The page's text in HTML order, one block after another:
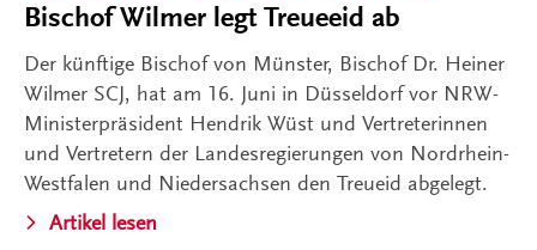
Bischof Wilmer legt Treueeid ab
Der künftige Bischof von Münster, Bischof Dr. Heiner
Wilmer SCJ, hat am 16. Juni in Düsseldorf vor NRW-
Ministerpräsident Hendrik Wüst und Vertreterinnen
und Vertretern der Landesregierungen von Nordrhein-
Westfalen und Niedersachsen den Treueid abgelegt.
Artikel lesen